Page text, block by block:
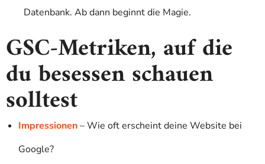
Datenbank. Ab dann beginnt die Magie.
GSC-Metriken, auf die
du besessen schauen
solltest
Impressionen– Wie oft erscheint deine Website bei
Google?